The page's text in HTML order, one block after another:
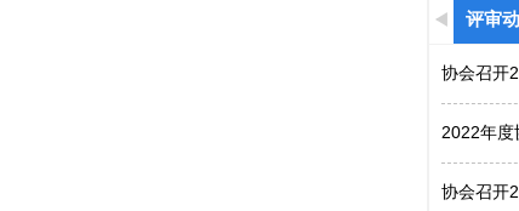
评审
协会召开
2022年度
协会召开